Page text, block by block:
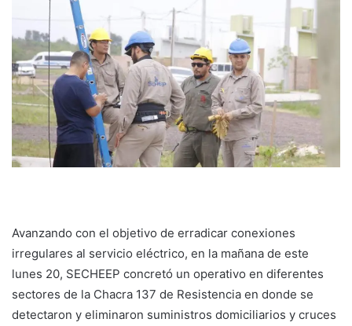
Avanzando con el objetivo de erradicar conexiones
irregulares al servicio eléctrico, en la mañana de este
lunes 20, SECHEEP concretó un operativo en diferentes
sectores de la Chacra 137 de Resistencia en donde se
detectaron y eliminaron suministros domiciliarios y cruces